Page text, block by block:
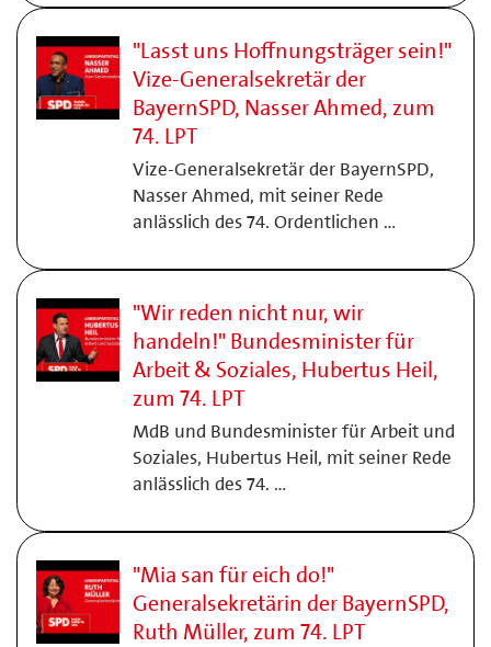
"Lasst uns Hoffnungsträger sein!"
Vize-Generalsekretär der
BayernSPD, Nasser Ahmed, zum
74. LPT
Vize-Generalsekretär der BayernSPD,
Nasser Ahmed, mit seiner Rede
anlässlich des 74. Ordentlichen …
"Wir reden nicht nur, wir
handeln!" Bundesminister für
Arbeit & Soziales, Hubertus Heil,
zum 74. LPT
MdB und Bundesminister für Arbeit und
Soziales, Hubertus Heil, mit seiner Rede
anlässlich des 74. …
"Mia san für eich do!"
Generalsekretärin der BayernSPD,
Ruth Müller, zum 74. LPT